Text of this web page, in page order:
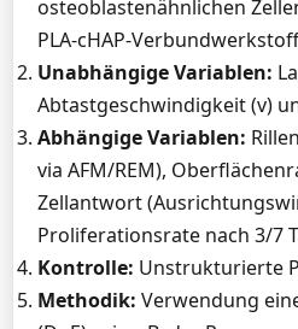
osteoblastenähnlichen
PLA-cHAP-
Unabhängige Variablen:
Abtastgeschwindigkeit (v)
Abhängige Variablen:
via AFM/REM),
Zellantwort
Proliferationsrate nach 3/7
Kontrolle: Unstrukturierte
Methodik: Verwendung